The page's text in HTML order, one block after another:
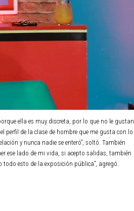
ella es muy discreta, por lo que no le gustan
perfil de la clase de hombre que me gusta con lo
y nunca nadie se enteró”, soltó. También
ese lado de mi vida, si acepto salidas, también
esto de la exposición pública”, agregó.